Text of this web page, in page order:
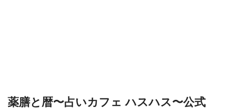
薬膳と暦〜占いカフェ ハスハス〜公式